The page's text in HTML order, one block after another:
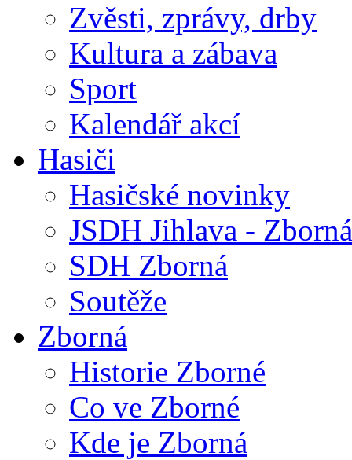
Zvěsti, zprávy, drby
Kultura a zábava
Sport
Kalendář akcí
Hasiči
Hasičské novinky
JSDH Jihlava - Zborná
SDH Zborná
Soutěže
Zborná
Historie Zborné
Co ve Zborné
Kde je Zborná